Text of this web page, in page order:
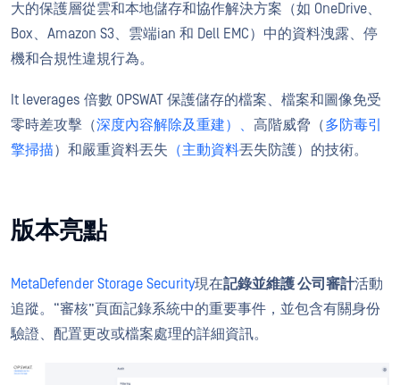
大的保護層從雲和本地儲存和協作解決方案（如 OneDrive、
Box、Amazon S3、 雲端ian 和 Dell EMC） 中的資料洩露、停
機和合規性違規行為。
It leverages 倍數 OPSWAT 保護儲存的檔案、檔案和圖像免受
零時差攻擊（深度內容解除及重建）、 高階威脅 （多防毒引
擎掃描） 和嚴重資料丟失 （主動資料丟失防護） 的技術。
版本亮點
MetaDefender Storage Security現在記錄並維護公司審計活動
追蹤。“審核”頁面記錄系統中的重要事件，並包含有關身份
驗證、配置更改或檔案處理的詳細資訊。